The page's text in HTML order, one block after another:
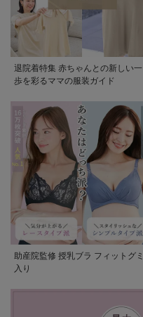
退院着特集 赤ちゃんとの新しい一
歩を彩るママの服装ガイド
助産院監修 授乳ブラ フィットグミ
入り